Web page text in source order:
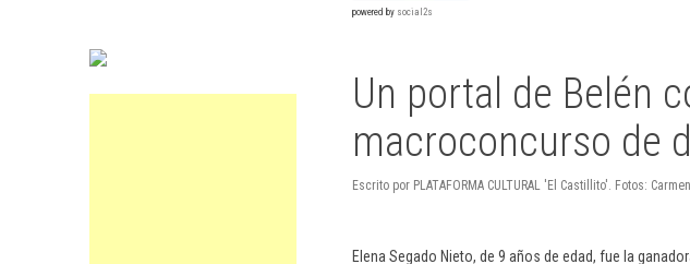
powered by social2s
Un portal de Belén
macroconcurso de
Escrito por PLATAFORMA CULTURAL 'El Castillito'. Fotos:
Elena Segado Nieto, de 9 años de edad, fue la